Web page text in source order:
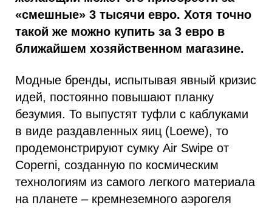
«смешные» 3 тысячи евро. Хотя точно
такой же можно купить за 3 евро в
ближайшем хозяйственном магазине.
Модные бренды, испытывая явный кризис
идей, постоянно повышают планку
безумия. То выпустят туфли с каблуками
в виде раздавленных яиц (Loewe), то
продемонстрируют сумку Air Swipe от
Coperni, созданную по космическим
технологиям из самого легкого материала
на планете – кремнеземного аэрогеля